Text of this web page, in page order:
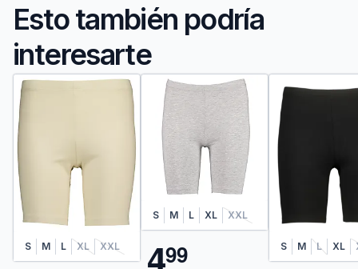
Esto también podría
interesarte
S M L XL XXL
S M L XL XXL
499 S M L XL